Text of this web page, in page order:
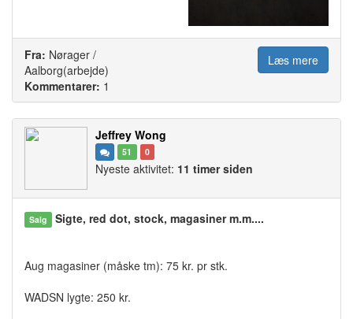
Fra: Nørager /
Aalborg(arbejde)
Kommentarer: 1
Læs mere
Jeffrey Wong
51 0
Nyeste aktivitet: 11 timer siden
Salg Sigte, red dot, stock, magasiner m.m....
Aug magasiner (måske tm): 75 kr. pr stk.
WADSN lygte: 250 kr.